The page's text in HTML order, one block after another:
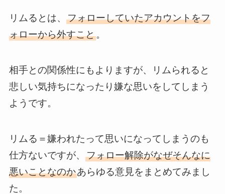
リムるとは、 フォローしていたアカウントをフ
ォローから外すこと。
相手との関係性にもよりますが、リムられると
悲しい気持ちになったり嫌な思いをしてしまう
ようです。
リムる＝嫌われたって思いになってしまうのも
仕方ないですが、 フォロー解除がなぜそんなに
悪いことなのかあらゆる意見をまとめてみまし
た。